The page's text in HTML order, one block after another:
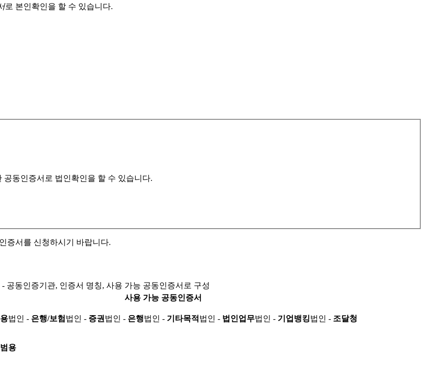
로 본인확인을 할 수 있습니다.
공동인증서로 법인확인을 할 수 있습니다.
증서를 신청하시기 바랍니다.
공동인증기관, 인증서 명칭, 사용 가능 공동인증서로 구성
사용 가능 공동인증서
법인 - 은행/보험 법인 - 증권 법인 - 은행법인 - 기타목적 법인 - 법인업무법인 - 기업뱅킹법인 - 조달청
범용